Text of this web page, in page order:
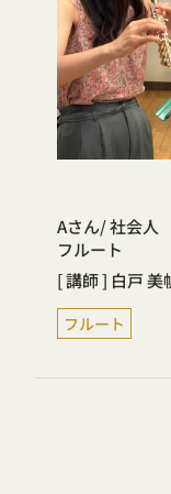
Aさん 社会人
フルート
[ 講師 ] 白戸 美
フルート